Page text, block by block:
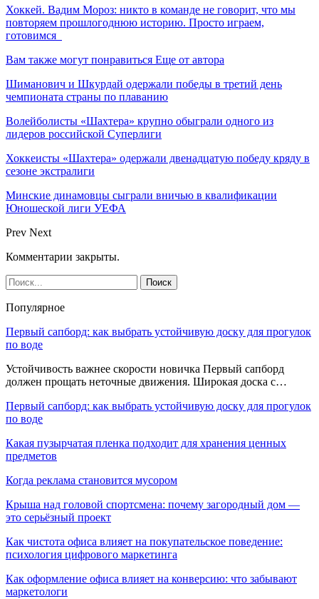
Хоккей. Вадим Мороз: никто в команде не говорит, что мы
повторяем прошлогоднюю историю. Просто играем,
готовимся
Вам также могут понравиться Еще от автора
Шиманович и Шкурдай одержали победы в третий день
чемпионата страны по плаванию
Волейболисты «Шахтера» крупно обыграли одного из
лидеров российской Суперлиги
Хоккеисты «Шахтера» одержали двенадцатую победу кряду в
сезоне экстралиги
Минские динамовцы сыграли вничью в квалификации
Юношеской лиги УЕФА
Prev Next
Комментарии закрыты.
Популярное
Первый сапборд: как выбрать устойчивую доску для прогулок
по воде
Устойчивость важнее скорости новичка Первый сапборд
должен прощать неточные движения. Широкая доска с…
Первый сапборд: как выбрать устойчивую доску для прогулок
по воде
Какая пузырчатая пленка подходит для хранения ценных
предметов
Когда реклама становится мусором
Крыша над головой спортсмена: почему загородный дом —
это серьёзный проект
Как чистота офиса влияет на покупательское поведение:
психология цифрового маркетинга
Как оформление офиса влияет на конверсию: что забывают
маркетологи